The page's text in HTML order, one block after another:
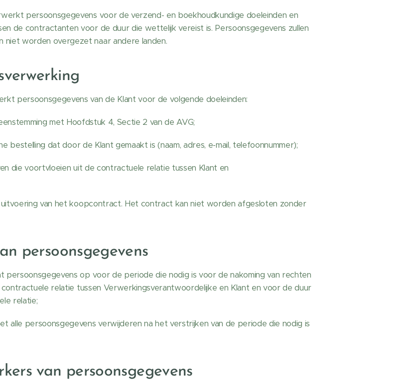
persoonsgegevens voor de verzend- en boekhoudkundige doeleinden en
de contractanten voor de duur die wettelijk vereist is. Persoonsgegevens zullen
niet worden overgezet naar andere landen.
persoonsgegevens van de Klant voor de volgende doeleinden:
met Hoofdstuk 4, Sectie 2 van de AVG;
bestelling dat door de Klant gemaakt is (naam, adres, e-mail, telefoonnummer);
die voortvloeien uit de contractuele relatie tussen Klant en
van het koopcontract. Het contract kan niet worden afgesloten zonder
persoonsgegevens
persoonsgegevens op voor de periode die nodig is voor de nakoming van rechten
relatie tussen Verwerkingsverantwoordelijke en Klant en voor de duur
relatie;
alle persoonsgegevens verwijderen na het verstrijken van de periode die nodig is
van persoonsgegevens